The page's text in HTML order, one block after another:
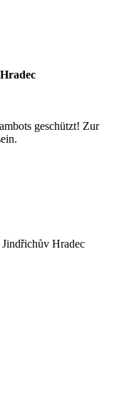
geschützt! Zur
Hradec